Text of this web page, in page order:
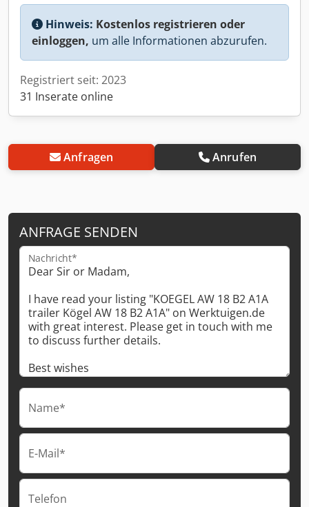
Hinweis: Kostenlos registrieren oder
einloggen, um alle Informationen abzurufen.
Registriert seit: 2023
31 Inserate online
Anfragen Anrufen
ANFRAGE SENDEN
Nachricht*
Name*
E-Mail*
Telefon